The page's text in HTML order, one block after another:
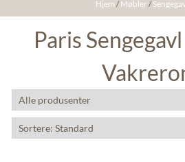
Hjem /Møbler /
Paris